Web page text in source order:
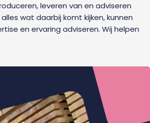
leveren van en adviseren
wat daarbij komt kijken, kunnen
en ervaring adviseren. Wij helpen